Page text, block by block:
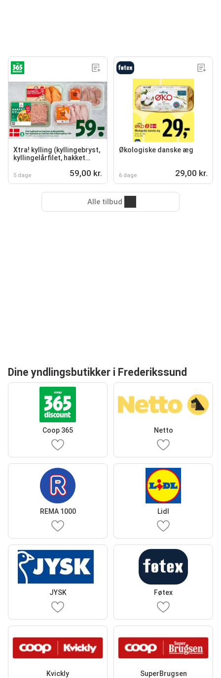
Xtra! kylling (kyllingebryst,
kyllingelårfilet, hakket
5 dage 59,00 kr.
Økologiske danske æg
6 dage 29,00 kr.
Alle tilbud
Dine yndlingsbutikker i Frederikssund
Coop 365 Netto
REMA 1000 Lidl
JYSK Føtex
Kvickly SuperBrugsen